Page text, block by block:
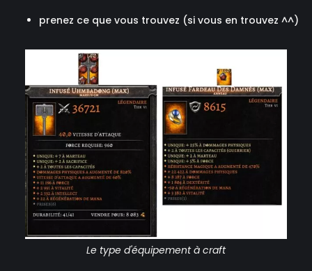
prenez ce que vous trouvez (si vous en trouvez ^^)
Le type d'équipement à craft